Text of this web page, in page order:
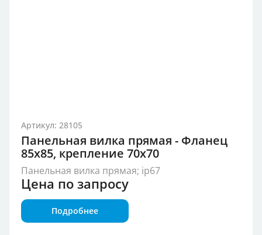
Артикул: 28105
Панельная вилка прямая - Фланец
85x85, крепление 70x70
Панельная вилка прямая; ip67
Цена по запросу
Подробнее